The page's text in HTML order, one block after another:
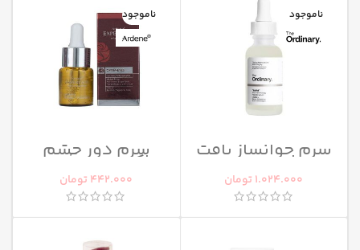
ناموجود
سرم جوانساز بافت
اوردینری
1.024.000 تومان
ناموجود
سرم دور چشم
اکسپرتیج آردن
442.000 تومان